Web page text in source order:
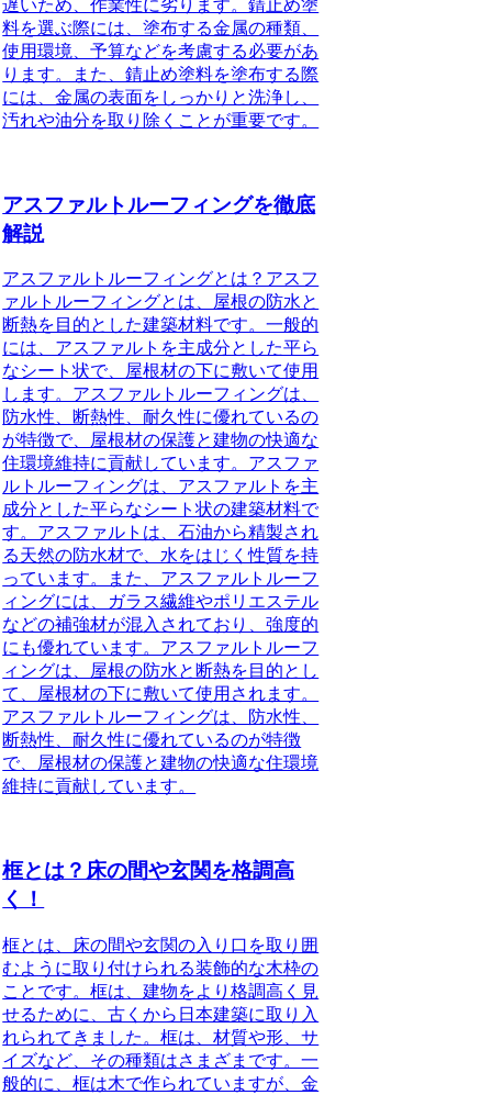
遅いため、作業性に劣ります。錆止め塗
料を選ぶ際には、塗布する金属の種類、
使用環境、予算などを考慮する必要があ
ります。また、錆止め塗料を塗布する際
には、金属の表面をしっかりと洗浄し、
汚れや油分を取り除くことが重要です。
アスファルトルーフィングを徹底
解説
アスファルトルーフィングとは？アスフ
ァルトルーフィングとは、屋根の防水と
断熱を目的とした建築材料です。一般的
には、アスファルトを主成分とした平ら
なシート状で、屋根材の下に敷いて使用
します。アスファルトルーフィングは、
防水性、断熱性、耐久性に優れているの
が特徴で、屋根材の保護と建物の快適な
住環境維持に貢献しています。アスファ
ルトルーフィングは、アスファルトを主
成分とした平らなシート状の建築材料で
す。アスファルトは、石油から精製され
る天然の防水材で、水をはじく性質を持
っています。また、アスファルトルーフ
ィングには、ガラス繊維やポリエステル
などの補強材が混入されており、強度的
にも優れています。アスファルトルーフ
ィングは、屋根の防水と断熱を目的とし
て、屋根材の下に敷いて使用されます。
アスファルトルーフィングは、防水性、
断熱性、耐久性に優れているのが特徴
で、屋根材の保護と建物の快適な住環境
維持に貢献しています。
框とは？床の間や玄関を格調高
く！
框とは、床の間や玄関の入り口を取り囲
むように取り付けられる装飾的な木枠の
ことです。框は、建物をより格調高く見
せるために、古くから日本建築に取り入
れられてきました。框は、材質や形、サ
イズなど、その種類はさまざまです。一
般的に、框は木で作られていますが、金